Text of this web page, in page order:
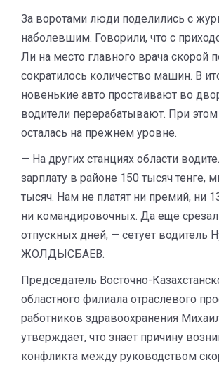
За воротами люди поделились с
наболевшим. Говорили, что с
Ли на место главного врача скорой
сократилось количество машин. В
новенькие авто простаивают во
водители перерабатывают. При этом
осталась на прежнем уровне.
— На других станциях области
зарплату в районе 150 тысяч тенге,
тысяч. Нам не платят ни премий, ни
ни командировочных. Да еще
отпускных дней, — сетует водитель
ЖОЛДЫСБАЕВ.
Председатель Восточно-
областного филиала отраслевого
работников здравоохранения
утверждает, что знает причину
конфликта между руководством